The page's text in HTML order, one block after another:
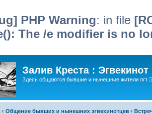
PHP Warning: in file
The /e modifier is no
Залив Креста : Эгвекинот
Здесь общаются бывшие и нынешние жители пгт
‹ Общение бывших и нынешних эгвекинотцев ‹